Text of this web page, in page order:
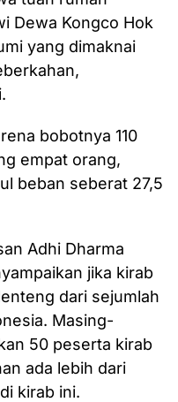
Dewa Kongco Hok
yang dimaknai
bobotnya 110
empat orang,
beban seberat 27,5
Adhi Dharma
jika kirab
dari sejumlah
Masing-
50 peserta kirab
ada lebih dari
kirab ini.